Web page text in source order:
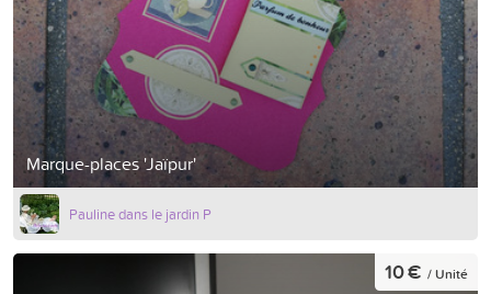
Marque-places 'Jaïpur'
Pauline dans le jardin P
10 € / Unité